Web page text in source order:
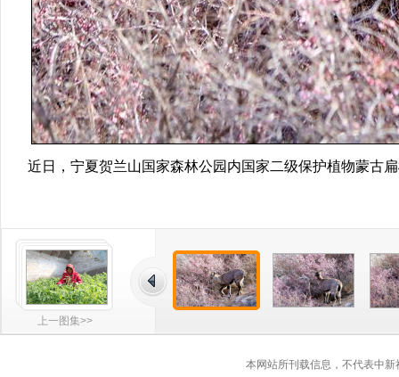
近日，宁夏贺兰山国家森林公园内国家二级保护植物蒙古
上一图集>>
本网站所刊载信息，不代表中